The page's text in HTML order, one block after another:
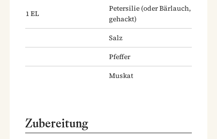
1EL
Petersilie (oder Bärlauch,
gehackt)
Salz
Pfeffer
Muskat
Zubereitung